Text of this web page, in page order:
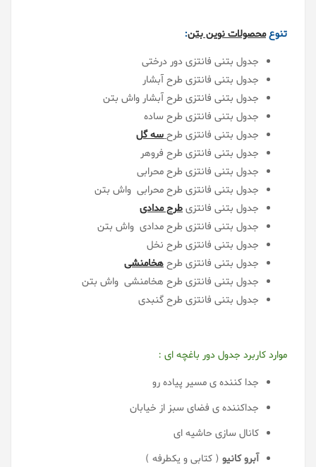
تنوعمحصولاتنوین بتن:
جدول بتنی فانتزی دور درختی
جدول بتنی فانتزی طرح آبشار
جدول بتنی فانتزی طرح آبشار واش بتن
جدول بتنی فانتزی طرح ساده
جدول بتنی فانتزی طرحسه گل
جدول بتنی فانتزی طرح فروهر
جدول بتنی فانتزی طرح محرابی
جدول بتنی فانتزی طرح محرابی واش بتن
جدول بتنی فانتزیطرح مدادی
جدول بتنی فانتزی طرح مدادی واش بتن
جدول بتنی فانتزی طرح نخل
جدول بتنی فانتزی طرحهخامنشی
جدول بتنی فانتزی طرح هخامنشی واش بتن
جدول بتنی فانتزی طرح گنبدی
موارد کاربرد جدول دور باغچه ای :
جدا کننده ی مسیر پیاده رو
جداکننده ی فضای سبز از خیابان
کانال سازی حاشیه ای
آبرو کانیو ( کتابی و یکطرفه )